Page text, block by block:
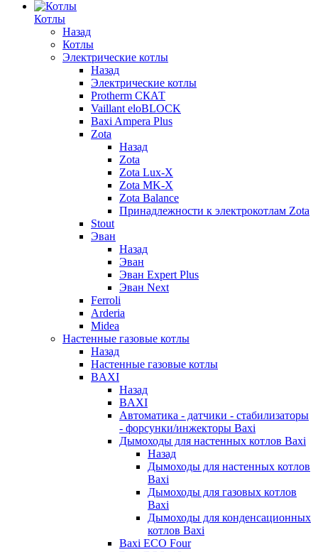
Котлы
Назад
Котлы
Электрические котлы
Назад
Электрические котлы
Protherm СКАТ
Vaillant eloBLOCK
Baxi Ampera Plus
Zota
Назад
Zota
Zota Lux-X
Zota MK-X
Zota Balance
Принадлежности к электрокотлам Zota
Stout
Эван
Назад
Эван
Эван Expert Plus
Эван Next
Ferroli
Arderia
Midea
Настенные газовые котлы
Назад
Настенные газовые котлы
BAXI
Назад
BAXI
Автоматика - датчики - стабилизаторы
- форсунки/инжекторы Baxi
Дымоходы для настенных котлов Baxi
Назад
Дымоходы для настенных котлов
Baxi
Дымоходы для газовых котлов
Baxi
Дымоходы для конденсационных
котлов Baxi
Baxi ECO Four